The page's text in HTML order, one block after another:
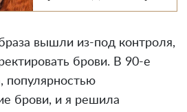
вышли из-под контроля,
брови. В 90-е
популярностью
брови, и я решила